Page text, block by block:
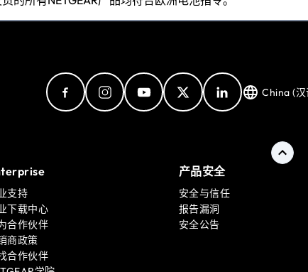
China (汉
支持
下载中心
合作伙伴
商政策
合作伙伴
产品安全
安全与信任
报告漏洞
安全公告